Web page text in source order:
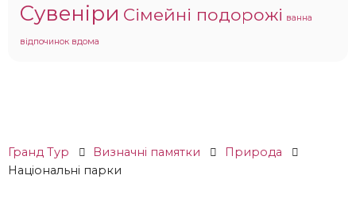
Сувеніри Сімейні подорожі ванна
відпочинок вдома
Гранд Тур Визначні памятки
Природа
Національні парки